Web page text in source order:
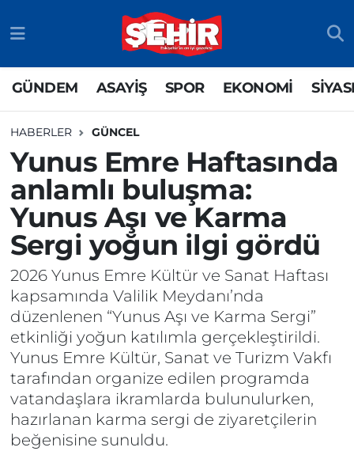
GÜNDEM ASAYİŞ SPOR EKONOMİ
HABERLER GÜNCEL
Yunus Emre Haftasında
anlamlı buluşma:
Yunus Aşı ve Karma
Sergi yoğun ilgi gördü
2026 Yunus Emre Kültür ve Sanat Haftası
kapsamında Valilik Meydanı’nda
düzenlenen “Yunus Aşı ve Karma Sergi”
etkinliği yoğun katılımla gerçekleştirildi.
Yunus Emre Kültür, Sanat ve Turizm Vakfı
tarafından organize edilen programda
vatandaşlara ikramlarda bulunulurken,
hazırlanan karma sergi de ziyaretçilerin
beğenisine sunuldu.
SPOR
EKONOMİ
SİYASET
RESMİ İLAN
SİYASET
SPOR
EKONOMİ
EĞİTİM
SAĞLIK
TEKNOLOJİ
BÖLGE
YAŞAM
Odunpazarı Nöbetçi Eczaneler
Odunpazarı Hava Durumu
Odunpazarı Trafik Yoğunluk Haritası
TFF 3.Lig 4.Grup Puan Durumu ve Fikstür
Tüm Manşetler
Son Dakika Haberleri
Haber Arşivi